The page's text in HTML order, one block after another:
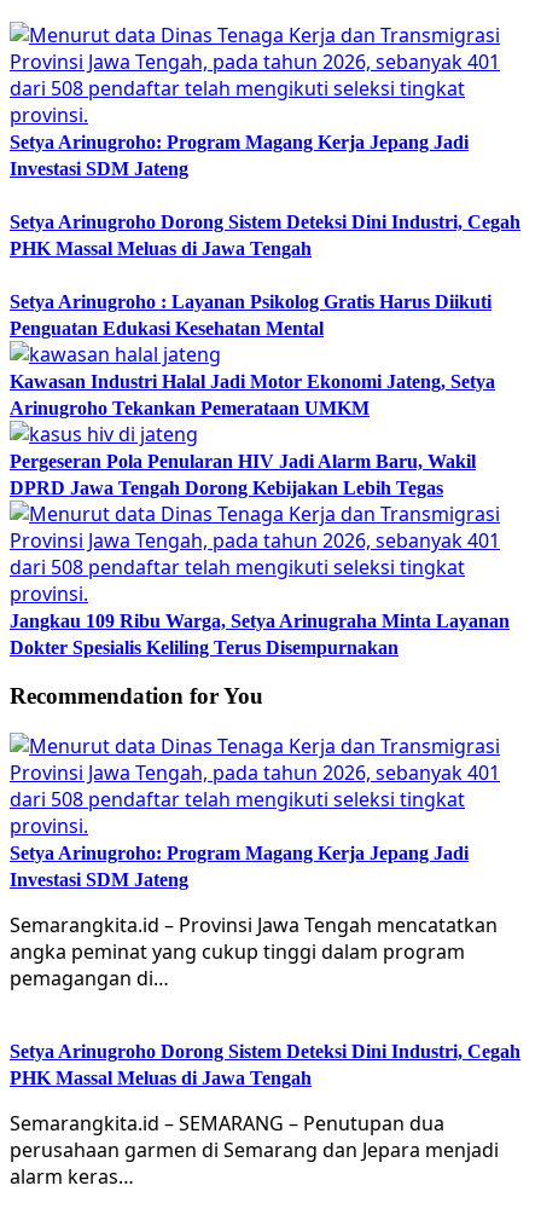
Setya Arinugroho: Program Magang Kerja Jepang Jadi
Investasi SDM Jateng
Setya Arinugroho Dorong Sistem Deteksi Dini Industri, Cegah
PHK Massal Meluas di Jawa Tengah
Setya Arinugroho : Layanan Psikolog Gratis Harus Diikuti
Penguatan Edukasi Kesehatan Mental
Kawasan Industri Halal Jadi Motor Ekonomi Jateng, Setya
Arinugroho Tekankan Pemerataan UMKM
Pergeseran Pola Penularan HIV Jadi Alarm Baru, Wakil
DPRD Jawa Tengah Dorong Kebijakan Lebih Tegas
Jangkau 109 Ribu Warga, Setya Arinugraha Minta Layanan
Dokter Spesialis Keliling Terus Disempurnakan
Recommendation for You
Setya Arinugroho: Program Magang Kerja Jepang Jadi
Investasi SDM Jateng
Semarangkita.id – Provinsi Jawa Tengah mencatatkan
angka peminat yang cukup tinggi dalam program
pemagangan di…
Setya Arinugroho Dorong Sistem Deteksi Dini Industri, Cegah
PHK Massal Meluas di Jawa Tengah
Semarangkita.id – SEMARANG – Penutupan dua
perusahaan garmen di Semarang dan Jepara menjadi
alarm keras…